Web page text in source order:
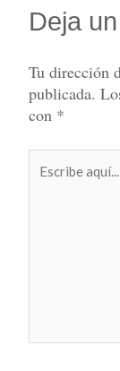
Deja
Tu dirección
publicada.
con *
aquí...